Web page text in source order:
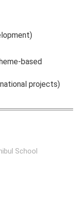
based
projects)
School